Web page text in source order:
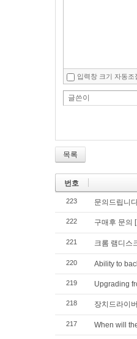
입력창 크기 자동조
글쓴이
목록
번호
223 문의드립니
222 구매후 문의
221 크롬 램디스
220 Ability to
219 Upgrading
218 장치드라이
217 When will